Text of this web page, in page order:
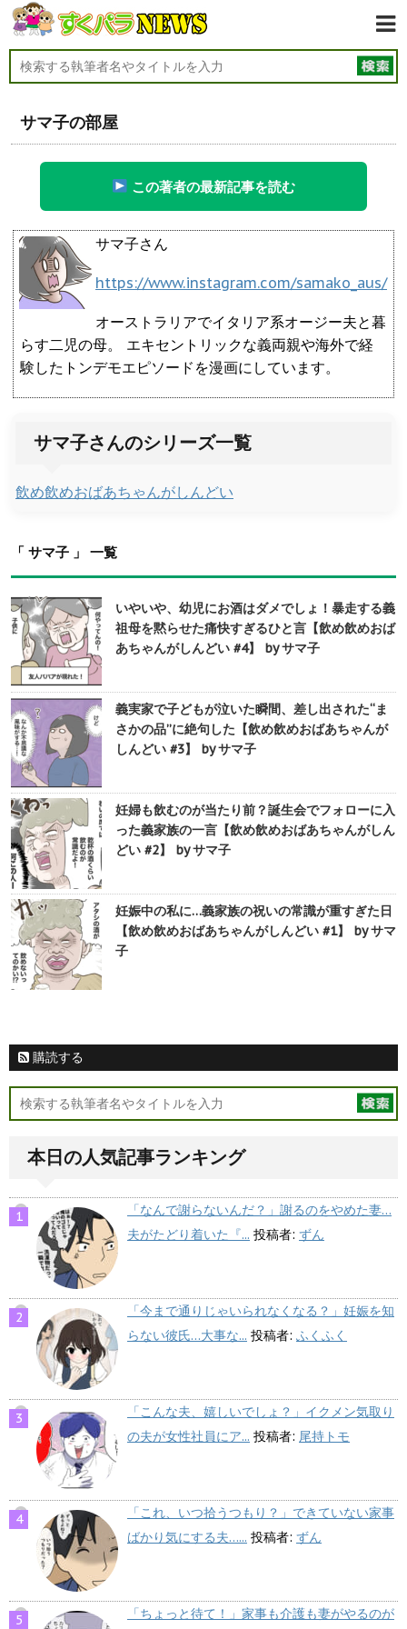
サマ子の部屋
この著者の最新記事を読む
サマ子さん
https://www.instagram.com/samako_aus/
オーストラリアでイタリア系オージー夫と暮
らす二児の母。 エキセントリックな義両親や海外で経
験したトンデモエピソードを漫画にしています。
サマ子さんのシリーズ一覧
飲め飲めおばあちゃんがしんどい
「 サマ子 」 一覧
いやいや、幼児にお酒はダメでしょ！暴走する義
祖母を黙らせた痛快すぎるひと言【飲め飲めおば
あちゃんがしんどい #4】 by サマ子
義実家で子どもが泣いた瞬間、差し出された“ま
さかの品”に絶句した【飲め飲めおばあちゃんが
しんどい #3】 by サマ子
妊婦も飲むのが当たり前？誕生会でフォローに入
った義家族の一言【飲め飲めおばあちゃんがしん
どい #2】 by サマ子
妊娠中の私に…義家族の祝いの常識が重すぎた日
【飲め飲めおばあちゃんがしんどい #1】 by サマ
子
購読する
本日の人気記事ランキング
「なんで謝らないんだ？」謝るのをやめた妻…
夫がたどり着いた『... 投稿者: ずん
「今まで通りじゃいられなくなる？」妊娠を知
らない彼氏…大事な... 投稿者: ふくふく
「こんな夫、嬉しいでしょ？」イクメン気取り
の夫が女性社員にア... 投稿者: 尾持トモ
「これ、いつ拾うつもり？」できていない家事
ばかり気にする夫…... 投稿者: ずん
「ちょっと待て！」家事も介護も妻がやるのが